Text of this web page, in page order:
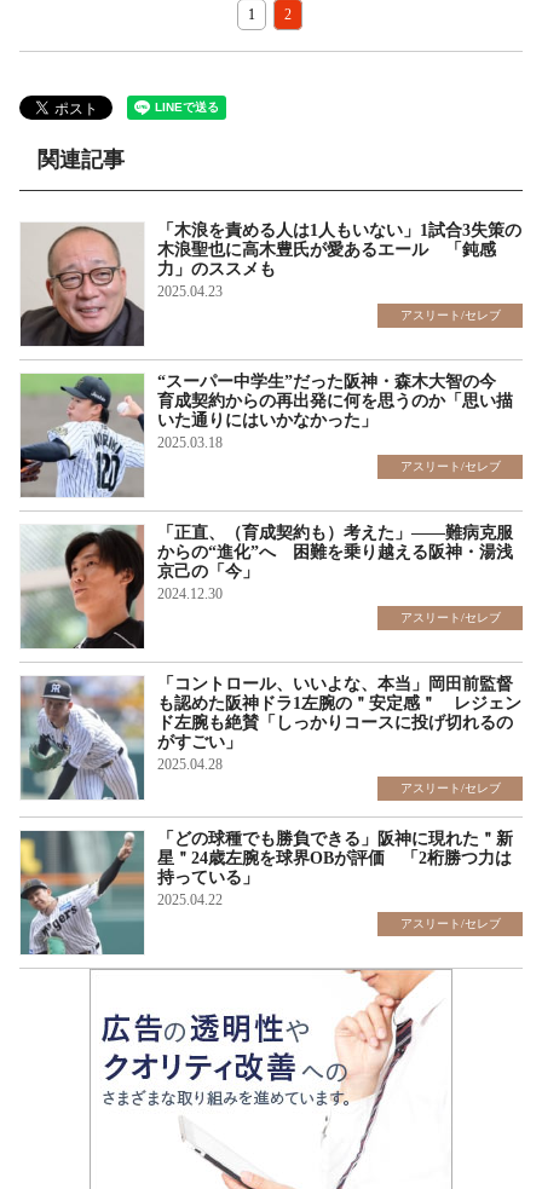
1 2
関連記事
「木浪を責める人は1人もいない」1試合3失策の
木浪聖也に高木豊氏が愛あるエール 「鈍感
力」のススメも
2025.04.23
アスリート/セレブ
“スーパー中学生”だった阪神・森木大智の今
育成契約からの再出発に何を思うのか「思い描
いた通りにはいかなかった」
2025.03.18
アスリート/セレブ
「正直、（育成契約も）考えた」――難病克服
からの“進化”へ 困難を乗り越える阪神・湯浅
京己の「今」
2024.12.30
アスリート/セレブ
「コントロール、いいよな、本当」岡田前監督
も認めた阪神ドラ1左腕の＂安定感＂ レジェン
ド左腕も絶賛「しっかりコースに投げ切れるの
がすごい」
2025.04.28
アスリート/セレブ
「どの球種でも勝負できる」阪神に現れた＂新
星＂24歳左腕を球界OBが評価 「2桁勝つ力は
持っている」
2025.04.22
アスリート/セレブ